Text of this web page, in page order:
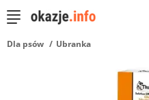
Dla psów Ubranka